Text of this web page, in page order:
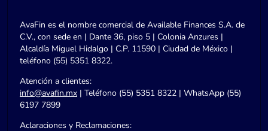
AvaFin es el nombre comercial de Available Finances S.A. de
C.V., con sede en | Dante 36, piso 5 | Colonia Anzures |
Alcaldía Miguel Hidalgo | C.P. 11590 | Ciudad de México |
teléfono (55) 5351 8322.
Atención a clientes:
info@avafin.mx | Teléfono (55) 5351 8322 | WhatsApp (55)
6197 7899
Aclaraciones y Reclamaciones: